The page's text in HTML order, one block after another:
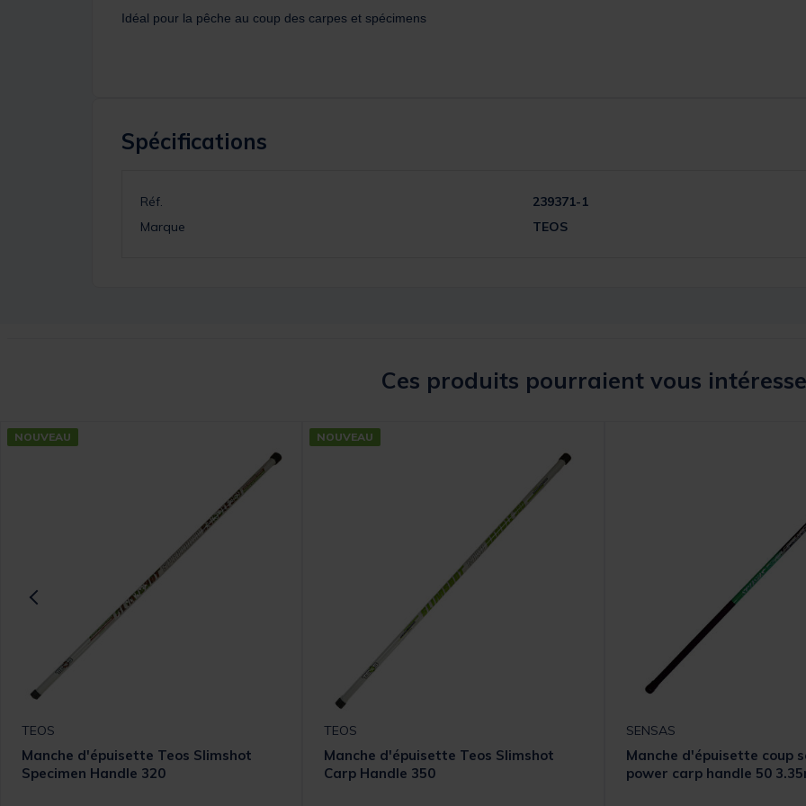
Idéal pour la pêche au coup des carpes et spécimens
Spécifications
Réf.
239371-1
Marque
TEOS
Ces produits pourraient vous
NOUVEAU
TEOS
Manche d'épuisette Teos Slimshot
Specimen Handle 320
NOUVEAU
TEOS
Manche d'épuisette Teos Slimshot
Carp Handle 350
SENSAS
Manche d'épuisette coup
power carp handle 50